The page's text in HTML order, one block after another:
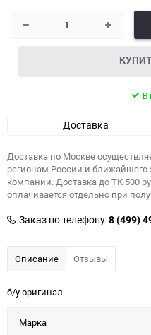
В
Доставка
Доставка по Москве
регионам России и ближайшего
компании. Доставка до ТК 500
оплачивается отдельно при
Заказ по телефону 8 (499)
Описание Отзывы
б/у оригинал
Марка